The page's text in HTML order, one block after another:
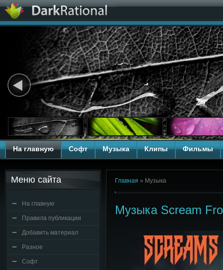
На главную Софт Музыка Клипы Фильмы
Меню сайта
На главную
Правила публикации
Добавить материал
Разное
Софт
Главная » Музыка
Музыка Scream